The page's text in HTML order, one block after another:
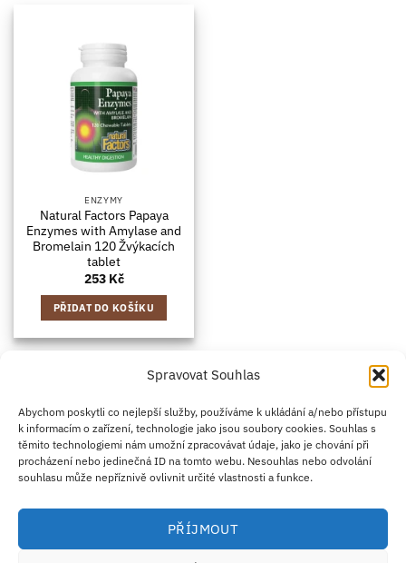
Spravovat Souhlas
Abychom poskytli co nejlepší služby, používáme k ukládání a/nebo přístupu
k informacím o zařízení, technologie jako jsou soubory cookies. Souhlas s
těmito technologiemi nám umožní zpracovávat údaje, jako je chování při
procházení nebo jedinečná ID na tomto webu. Nesouhlas nebo odvolání
souhlasu může nepříznivě ovlivnit určité vlastnosti a funkce.
PŘÍJMOUT
ENZYMY
Natural Factors Papaya
Enzymes with Amylase and
Bromelain 120 Žvýkacích
tablet
253 Kč
PŘIDAT DO KOŠÍKU
Credit
Card
2
Klarna
Apple
Pay
Google
Pay
PayPal
ZÁSADY DOPRAVY
ZÁSADY VRÁCENÍ ZBOŽÍ
OBCHODNÍ PODMÍNKY
KONTAKT O NÁS B2B
IMPRINT
OMEZENÍ ODPOVĚDNOSTI
ZÁSADY COOKIES
Antim I Street, No. 14, fl. 2, law office, 1303 Sofia, Bulharsko